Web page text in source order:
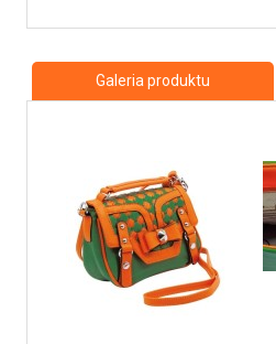
Galeria produktu